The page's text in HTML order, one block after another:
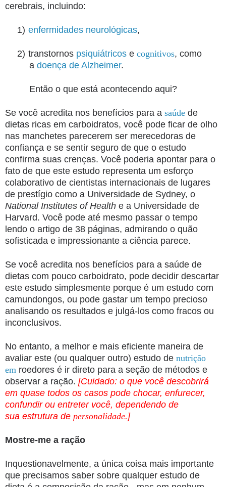
cerebrais, incluindo:
1) enfermidades neurológicas,
2) transtornos psiquiátricos e cognitivos, como
a doença de Alzheimer.
Então o que está acontecendo aqui?
Se você acredita nos benefícios para a saúde de
dietas ricas em carboidratos, você pode ficar de olho
nas manchetes parecerem ser merecedoras de
confiança e se sentir seguro de que o estudo
confirma suas crenças. Você poderia apontar para o
fato de que este estudo representa um esforço
colaborativo de cientistas internacionais de lugares
de prestígio como a Universidade de Sydney, o
National Institutes of Health e a Universidade de
Harvard. Você pode até mesmo passar o tempo
lendo o artigo de 38 páginas, admirando o quão
sofisticada e impressionante a ciência parece.
Se você acredita nos benefícios para a saúde de
dietas com pouco carboidrato, pode decidir descartar
este estudo simplesmente porque é um estudo com
camundongos, ou pode gastar um tempo precioso
analisando os resultados e julgá-los como fracos ou
inconclusivos.
No entanto, a melhor e mais eficiente maneira de
avaliar este (ou qualquer outro) estudo de nutrição
em roedores é ir direto para a seção de métodos e
observar a ração. [Cuidado: o que você descobrirá
em quase todos os casos pode chocar, enfurecer,
confundir ou entreter você, dependendo de
sua estrutura de personalidade.]
Mostre-me a ração
Inquestionavelmente, a única coisa mais importante
que precisamos saber sobre qualquer estudo de